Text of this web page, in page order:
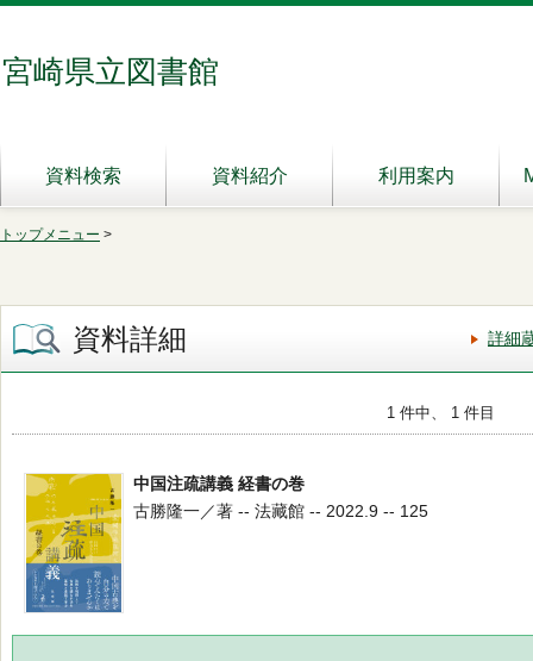
宮崎県立図書館
資料検索 資料紹介 利用案内
トップメニュー >
資料詳細 詳細
1 件中、 1 件目
中国注疏講義 経書の巻
古勝隆一／著 -- 法藏館 -- 2022.9 -- 125